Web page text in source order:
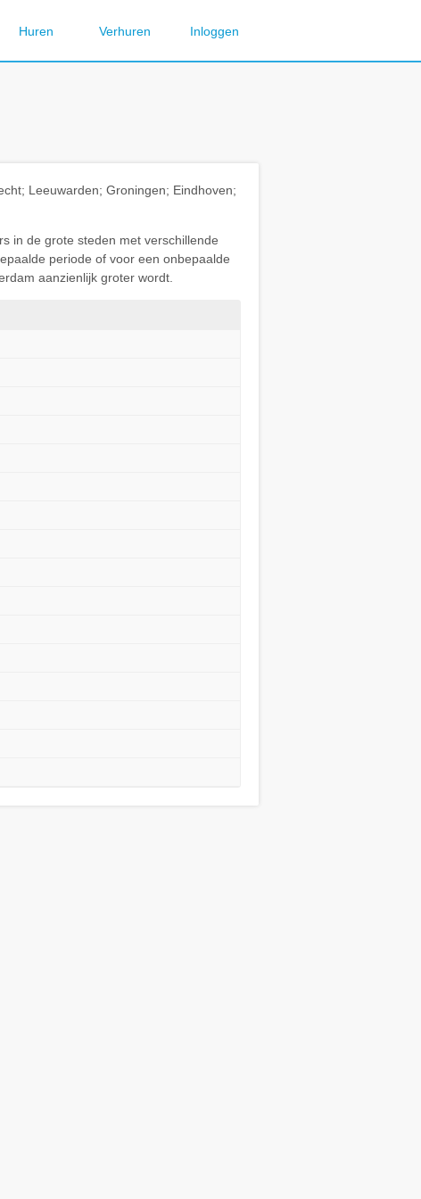
Huren Verhuren Inloggen
Leeuwarden; Groningen; Eindhoven;
in de grote steden met verschillende
periode of voor een onbepaalde
aanzienlijk groter wordt.